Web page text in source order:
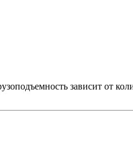
зависит от